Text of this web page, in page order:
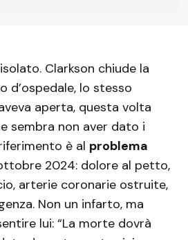
Clarkson chiude la
d’ospedale, lo stesso
aperta, questa volta
sembra non aver dato i
è al problema
2024: dolore al petto,
arterie coronarie ostruite,
Non un infarto, ma
lui: “La morte dovrà